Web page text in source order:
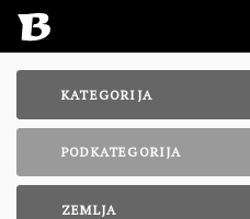
KATEGORIJA
PODKATEGORIJA
ZEMLJA